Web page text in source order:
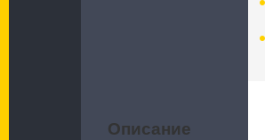
Описание